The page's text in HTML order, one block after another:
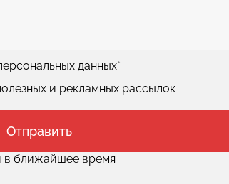
данных*
и рекламных рассылок
Отправить
в ближайшее время